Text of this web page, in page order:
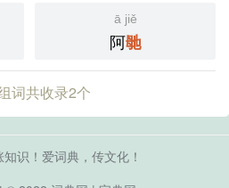
ā jiě
阿毑
词共收录2个
识！爱词典，传文化！